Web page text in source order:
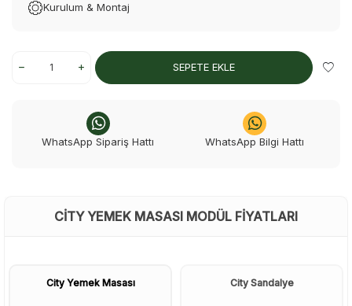
Kurulum & Montaj
SEPETE EKLE
WhatsApp Sipariş Hattı WhatsApp Bilgi Hattı
CITY YEMEK MASASI MODÜL FIYATLARI
City Yemek Masası City Sandalye